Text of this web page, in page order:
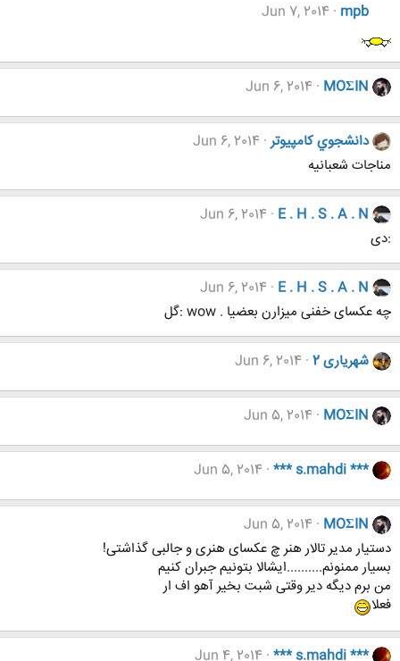
mpb
Jun 7, 2014
MOΣIN
Jun 6, 2014
دانشجوي كامپيوتر Jun 6, 2014
مناجات شعبانیه
E . H . S . A . N
Jun 6, 2014
:دی
E . H . S . A . N
Jun 6, 2014
چه عکسای خفنی میزارن بعضیا . wow :گل
شهریاری 2 Jun 6, 2014
MOΣIN
Jun 5, 2014
*** s.mahdi ***
Jun 5, 2014
MOΣIN
Jun 5, 2014
دستیار مدیر تالار هنر چ عکسای هنری و جالبی گذاشتی!
بسیار ممنونم..........ایشالا بتونیم جبران کنیم
من برم دیگه دیر وقتی شبت بخیر آهو اف ار
فعلا
*** s.mahdi ***
Jun 4, 2014